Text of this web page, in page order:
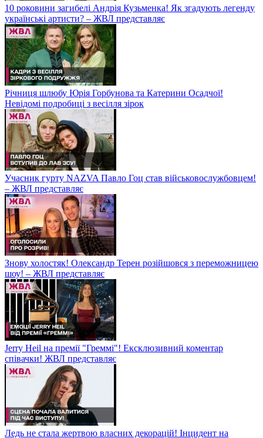
10 роковини загибелі Андрія Кузьменка! Як згадують легенду
українські артисти? – ЖВЛ представляє
Річниця шлюбу Юрія Горбунова та Катерини Осадчої!
Невідомі подробиці з весілля зірок
Учасник гурту NAZVA Павло Гоц став військовослужбовцем!
– ЖВЛ представляє
Знову холостяк! Олександр Терен розійшовся з переможницею
шоу! – ЖВЛ представляє
Jerry Heil на премії "Греммі"! Ексклюзивний коментар
співачки! ЖВЛ представляє
Ледь не стала жертвою власних декорацій! Інцидент на